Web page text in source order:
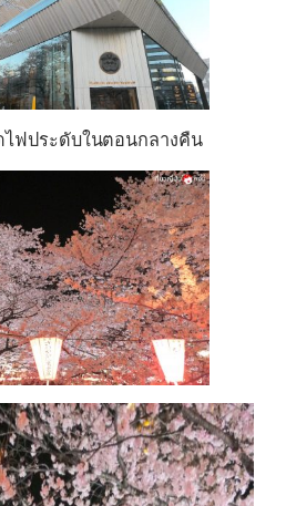
ไฟประดับในตอนกลางคืน